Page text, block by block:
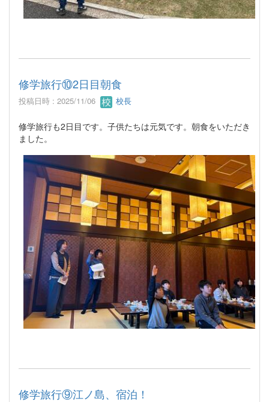
修学旅行⑩2日目朝食
投稿日時 : 2025/11/06 校長
修学旅行も2日目です。子供たちは元気です。朝食をいただき
ました。
修学旅行⑨江ノ島、宿泊！